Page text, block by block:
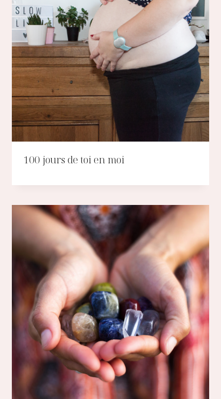
100 jours de toi en moi